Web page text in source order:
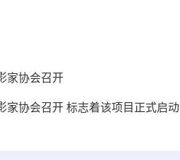
家协会召开
家协会召开 标志着该项目正式启动